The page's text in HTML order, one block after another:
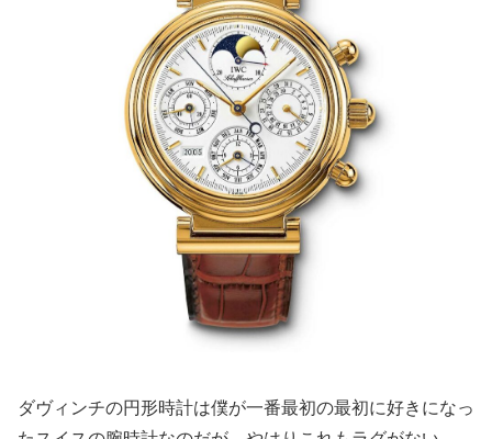
ダヴィンチの円形時計は僕が一番最初の最初に好きになっ